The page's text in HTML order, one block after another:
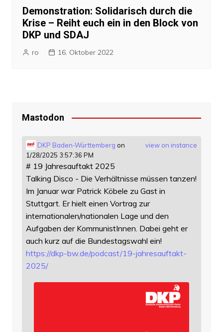
Demonstration: Solidarisch durch die
Krise – Reiht euch ein in den Block von
DKP und SDAJ
ro 16. Oktober 2022
Mastodon
view on instance
DKP Baden-Württemberg on
1/28/2025 3:57:36 PM
# 19 Jahresauftakt 2025
Talking Disco - Die Verhältnisse müssen tanzen!
Im Januar war Patrick Köbele zu Gast in
Stuttgart. Er hielt einen Vortrag zur
internationalen/nationalen Lage und den
Aufgaben der KommunistInnen. Dabei geht er
auch kurz auf die Bundestagswahl ein!
https://dkp-bw.de/podcast/19-jahresauftakt-
2025/